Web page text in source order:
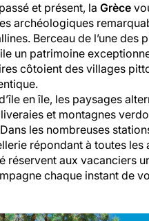
et présent, la Grèce
archéologiques
Berceau de l’une des
un patrimoine
côtoient des villages
en île, les paysages
et montagnes
les nombreuses
répondant à toutes les
réservent aux vacanciers
chaque instant de